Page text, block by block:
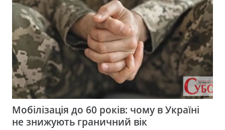
Мобілізація до 60 років: чому в Україні
не знижують граничний вік